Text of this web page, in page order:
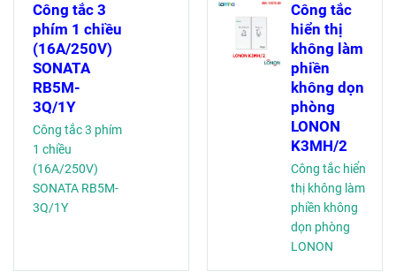
Công tắc 3
phím 1 chiều
(16A/250V)
SONATA
RB5M-
3Q/1Y
Công tắc 3 phím
1 chiều
(16A/250V)
SONATA RB5M-
3Q/1Y
Công tắc
hiển thị
không làm
phiền
không dọn
phòng
LONON
K3MH/2
Công tắc hiển
thị không làm
phiền không
dọn phòng
LONON